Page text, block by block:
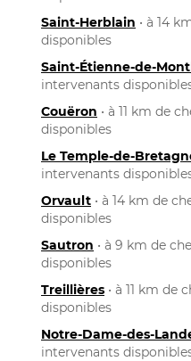
Saint-Herblain • à 14
disponibles
Saint-Étienne-de-
intervenants
Couëron • à 11 km de
disponibles
Le Temple-de-
intervenants
Orvault • à 14 km de
disponibles
Sautron • à 9 km de
disponibles
Treillières • à 11 km de
disponibles
Notre-Dame-des-
intervenants